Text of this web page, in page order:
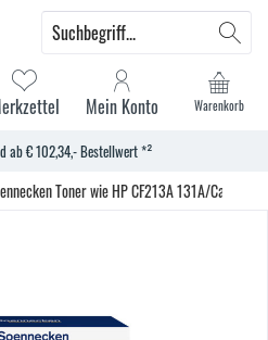
ab € 102,34,- Bestellwert *²
Warenkorb
Mein Konto
Toner wie HP CF213A 131A/Canon